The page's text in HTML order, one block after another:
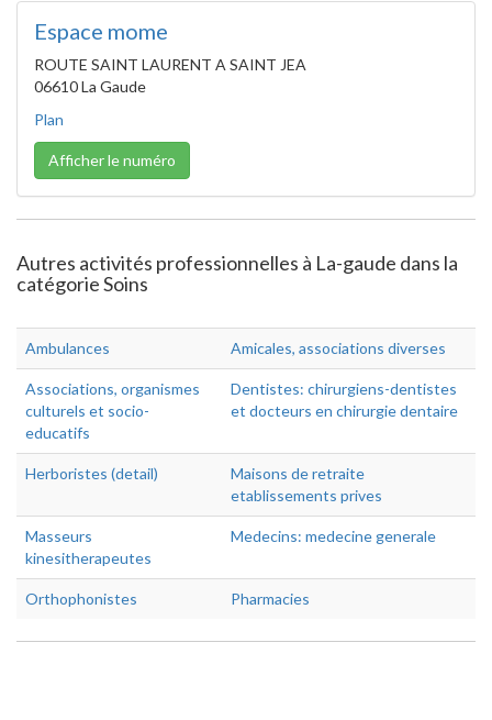
Espace mome
ROUTE SAINT LAURENT A SAINT JEA
06610 La Gaude
Plan
Afficher le numéro
Autres activités professionnelles à La-gaude dans la
catégorie Soins
Ambulances Amicales, associations diverses
Associations, organismes
culturels et socio-
educatifs
Dentistes: chirurgiens-dentistes
et docteurs en chirurgie dentaire
Herboristes (detail)
Maisons de retraite
etablissements prives
Masseurs
kinesitherapeutes
Medecins: medecine generale
Orthophonistes Pharmacies